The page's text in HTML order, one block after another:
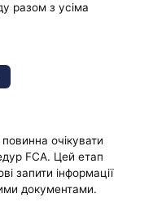
разом з усіма
очікувати
FCA. Цей етап
запити інформації
документами.